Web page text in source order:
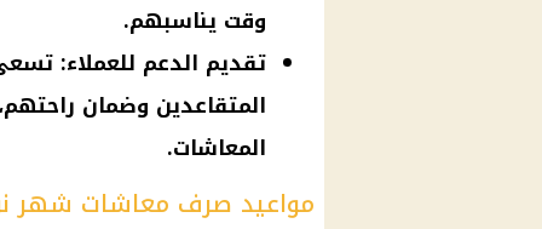
وقت يناسبهم.
تقديم الدعم للعملاء:
المتقاعدين وضمان
المعاشات.
مواعيد صرف معاشات شهر